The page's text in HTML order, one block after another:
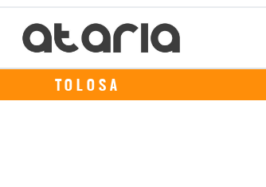
TOLOSA